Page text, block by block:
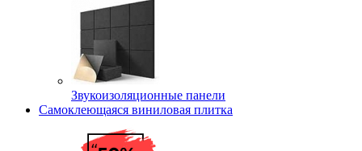
Звукоизоляционные панели
Самоклеющаяся виниловая плитка